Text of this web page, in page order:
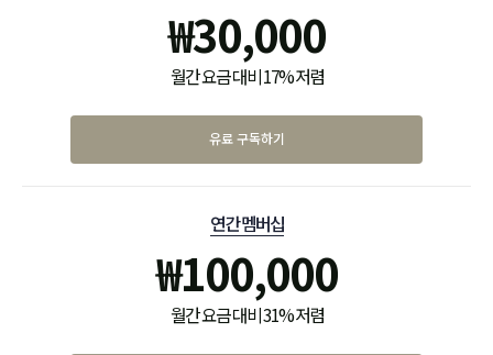
₩30,000
월간 요금 대비 17% 저렴
유료 구독하기
연간 멤버십
₩100,000
월간 요금 대비 31% 저렴